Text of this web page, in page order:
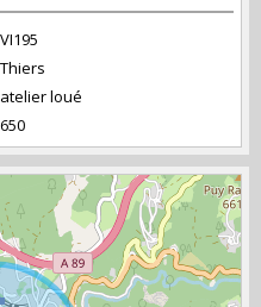
VI195
Thiers
atelier loué
650